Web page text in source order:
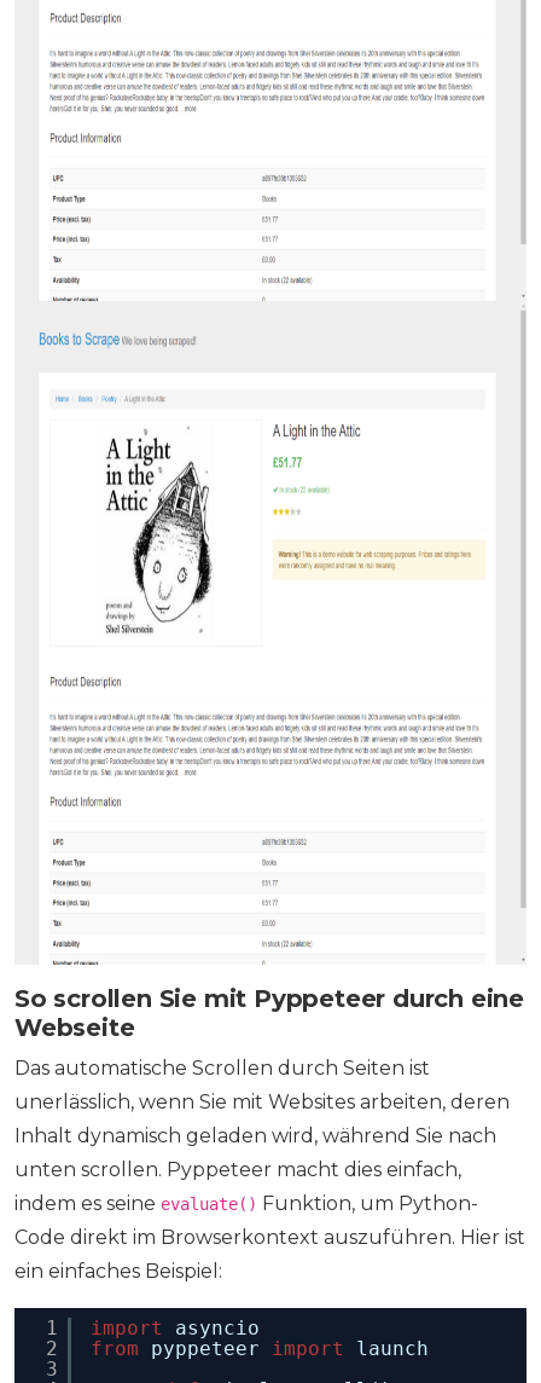
So scrollen Sie mit Pyppeteer durch eine
Webseite
Das automatische Scrollen durch Seiten ist
unerlässlich, wenn Sie mit Websites arbeiten, deren
Inhalt dynamisch geladen wird, während Sie nach
unten scrollen. Pyppeteer macht dies einfach,
indem es seine evaluate() Funktion, um Python-
Code direkt im Browserkontext auszuführen. Hier ist
ein einfaches Beispiel:
1
2
3
import
asyncio
from
pyppeteer import
launch